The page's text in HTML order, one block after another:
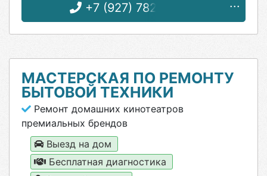
+7 (927) 782-93-32
МАСТЕРСКАЯ ПО РЕМОНТУ
БЫТОВОЙ ТЕХНИКИ
Ремонт домашних кинотеатров
премиальных брендов
Выезд на дом
Бесплатная диагностика